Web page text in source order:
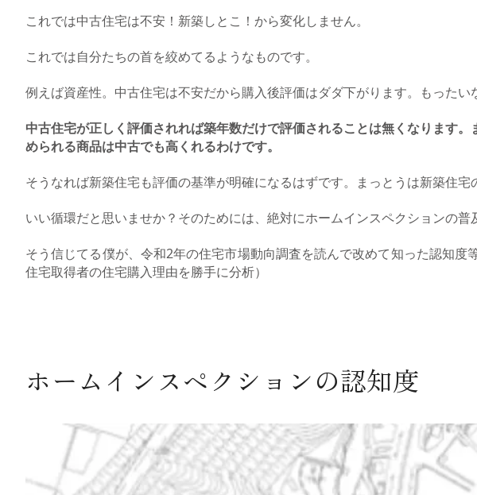
これでは中古住宅は不安！新築しとこ！から変化しません。
これでは自分たちの首を絞めてるようなものです。
例えば資産性。中古住宅は不安だから購入後評価はダダ下がります。もったい
中古住宅が正しく評価されれば築年数だけで評価されることは無くなります
められる商品は中古でも高くれるわけです。
そうなれば新築住宅も評価の基準が明確になるはずです。まっとうは新築住
いい循環だと思いませか？そのためには、絶対にホームインスペクションの普
そう信じてる僕が、令和2年の住宅市場動向調査を読んで改めて知った認知
住宅取得者の住宅購入理由を勝手に分析）
ホームインスペクションの認知度